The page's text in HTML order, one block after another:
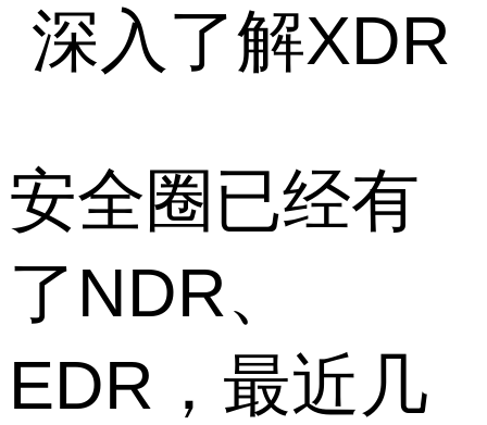
深入了解XDR
安全圈已经有
了NDR、
EDR，最近几